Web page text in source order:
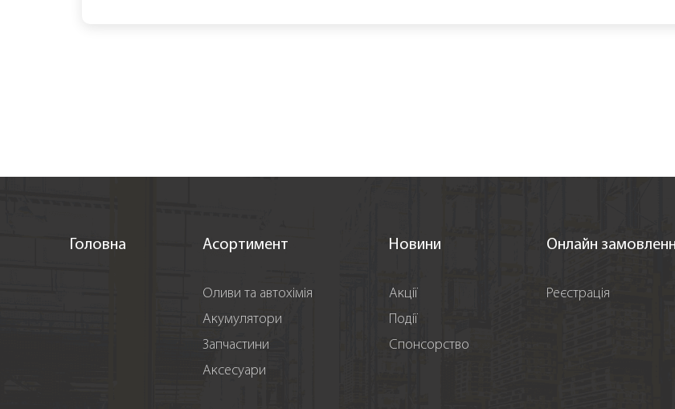
Головна Асортимент
Оливи та автохімія
Акумулятори
Запчастини
Аксесуари
Новини
Акції
Події
Спонсорство
Онлайн
Реєстрація